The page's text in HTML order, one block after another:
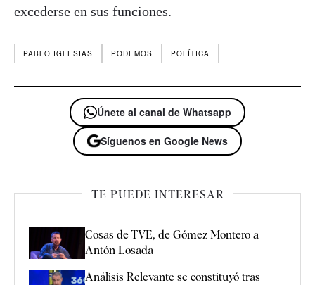
excederse en sus funciones.
PABLO IGLESIAS PODEMOS POLÍTICA
Únete al canal de Whatsapp
Síguenos en Google News
TE PUEDE INTERESAR
Cosas de TVE, de Gómez Montero a
Antón Losada
Análisis Relevante se constituyó tras